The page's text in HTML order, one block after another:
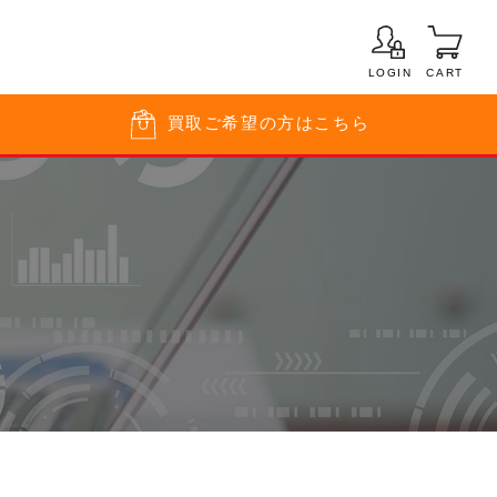
LOGIN CART
買取 ご希望の方はこちら